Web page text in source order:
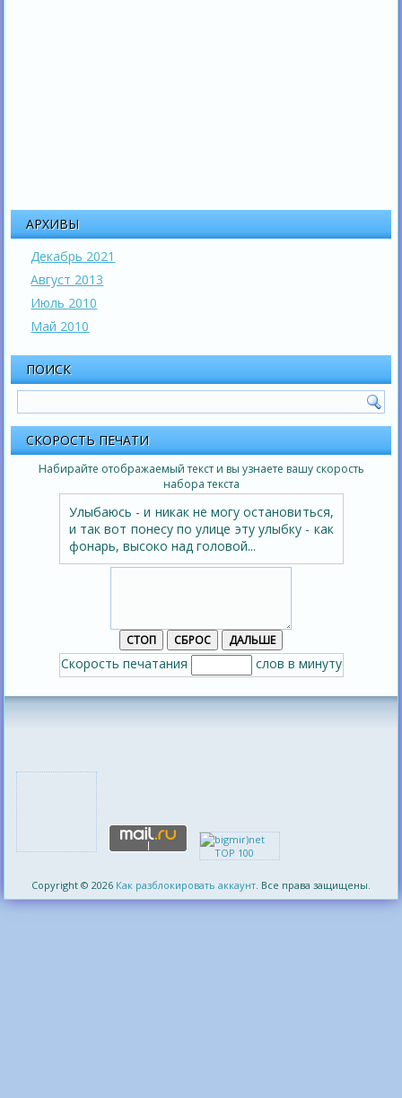
АРХИВЫ
Декабрь 2021
Август 2013
Июль 2010
Май 2010
ПОИСК
СКОРОСТЬ ПЕЧАТИ
Набирайте отображаемый текст и вы узнаете вашу скорость
набора текста
Улыбаюсь - и никак не могу остановиться,
и так вот понесу по улице эту улыбку - как
фонарь, высоко над головой...
Скорость печатания слов в минуту
Copyright © 2026 Как разблокировать аккаунт . Все права защищены.